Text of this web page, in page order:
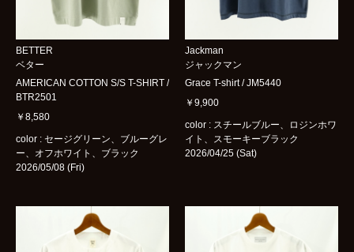
BETTER
ベター
AMERICAN COTTON S/S T-SHIRT /
BTR2501
￥8,580
color : セージグリーン、ブルーグレ
ー、オフホワイト、ブラック
2026/05/08 (Fri)
Jackman
ジャックマン
Grace T-shirt / JM5440
￥9,900
color : スチールブルー、ロジンホワ
イト、スモーキーブラック
2026/04/25 (Sat)